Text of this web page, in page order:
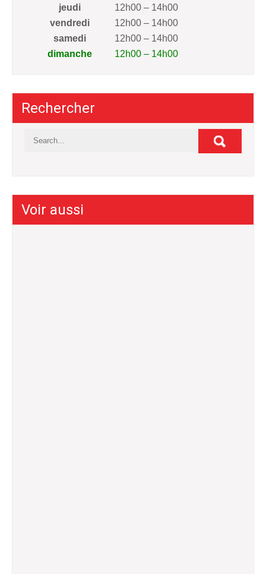
jeudi
12h00 – 14h00
vendredi
12h00 – 14h00
samedi
12h00 – 14h00
dimanche
12h00 – 14h00
Rechercher
Voir aussi